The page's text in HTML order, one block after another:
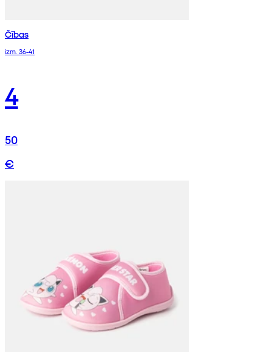
Čības
izm. 36-41
4
50
€